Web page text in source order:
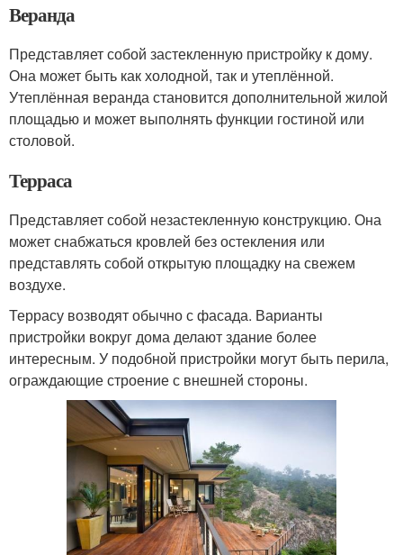
Веранда
Представляет собой застекленную пристройку к дому.
Она может быть как холодной, так и утеплённой.
Утеплённая веранда становится дополнительной жилой
площадью и может выполнять функции гостиной или
столовой.
Терраса
Представляет собой незастекленную конструкцию. Она
может снабжаться кровлей без остекления или
представлять собой открытую площадку на свежем
воздухе.
Террасу возводят обычно с фасада. Варианты
пристройки вокруг дома делают здание более
интересным. У подобной пристройки могут быть перила,
ограждающие строение с внешней стороны.